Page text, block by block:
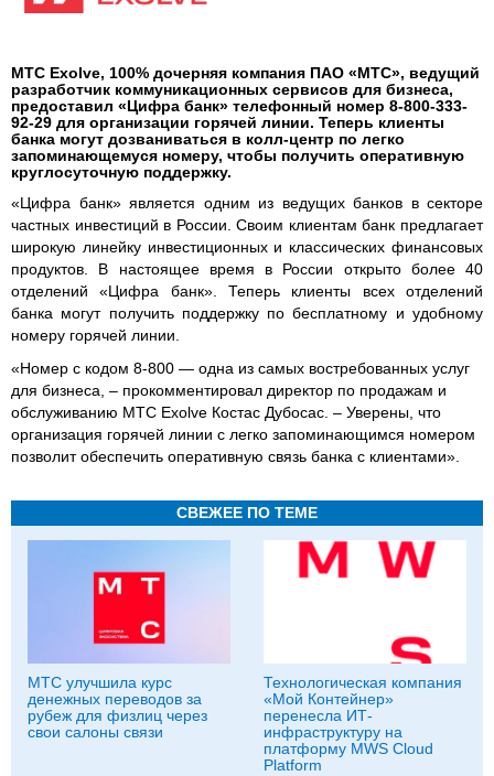
МТС Exolve, 100% дочерняя компания ПАО «МТС», ведущий
разработчик коммуникационных сервисов для бизнеса,
предоставил «Цифра банк» телефонный номер 8-800-333-
92-29 для организации горячей линии. Теперь клиенты
банка могут дозваниваться в колл-центр по легко
запоминающемуся номеру, чтобы получить оперативную
круглосуточную поддержку.
«Цифра банк» является одним из ведущих банков в секторе
частных инвестиций в России. Своим клиентам банк предлагает
широкую линейку инвестиционных и классических финансовых
продуктов. В настоящее время в России открыто более 40
отделений «Цифра банк». Теперь клиенты всех отделений
банка могут получить поддержку по бесплатному и удобному
номеру горячей линии.
«Номер с кодом 8-800 — одна из самых востребованных услуг
для бизнеса, – прокомментировал директор по продажам и
обслуживанию МТС Exolve Костас Дубосас. – Уверены, что
организация горячей линии с легко запоминающимся номером
позволит обеспечить оперативную связь банка с клиентами».
СВЕЖЕЕ ПО ТЕМЕ
МТС улучшила курс
денежных переводов за
рубеж для физлиц через
свои салоны связи
Технологическая компания
«Мой Контейнер»
перенесла ИТ-
инфраструктуру на
платформу MWS Cloud
Platform